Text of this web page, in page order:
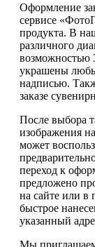
Оформление
сервисе
продукта. В
различного
возможностью
украшены
надписью.
заказе
После выбора
изображения
может
переход к
предложено
на сайте или в
быстрое
указанный
Мы приглашаем